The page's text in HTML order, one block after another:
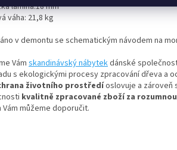
lamina:18 mm
váha: 21,8 kg
v demontu se schematickým návodem na
Vám skandinávský nábytekdánské
s ekologickými procesy zpracování dřeva a
životního prostředíoslovuje a zároveň
kvalitně zpracované zboží za
Vám můžeme doporučit.